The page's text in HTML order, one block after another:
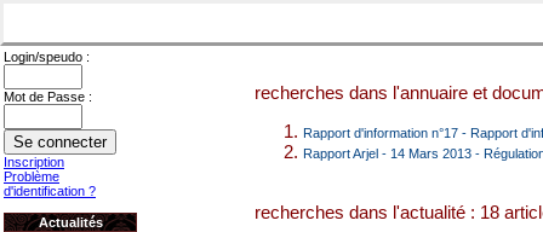
Login/speudo :
Mot de Passe :
Inscription
Problème
d'identification ?
Actualités
recherches dans l'annuaire et
Rapport d'information n°17 - Rapport
Rapport Arjel - 14 Mars 2013 -
recherches dans l'actualité : 18